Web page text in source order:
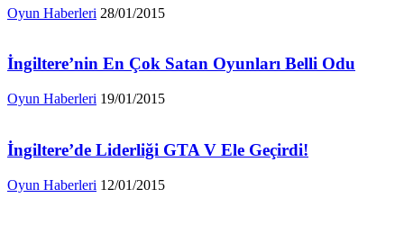
Oyun Haberleri 28/01/2015
İngiltere’nin En Çok Satan Oyunları Belli Odu
Oyun Haberleri 19/01/2015
İngiltere’de Liderliği GTA V Ele Geçirdi!
Oyun Haberleri 12/01/2015